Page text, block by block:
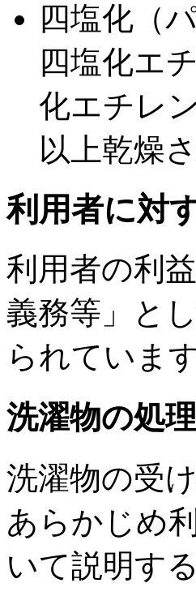
四塩化（
四塩化エ
化エチレ
以上乾燥
利用者に対
利用者の利
義務等」と
られていま
洗濯物の処
洗濯物の受
あらかじめ
いて説明す